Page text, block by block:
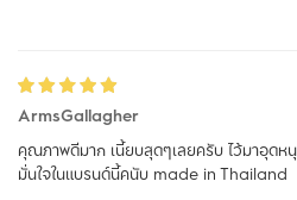
ArmsGallagher
คุณภาพดีมาก เนี้ยบสุดๆเลยครับ ไว้มาอุดห
มั่นใจในแบรนด์นี้คนับ made in Thailand